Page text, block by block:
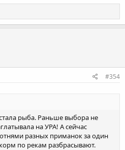
#354
рыба. Раньше выбора не
на УРА! А сейчас
разных приманок за один
по рекам разбрасывают.